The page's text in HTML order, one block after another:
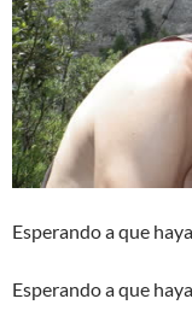
Esperando a que
Esperando a que